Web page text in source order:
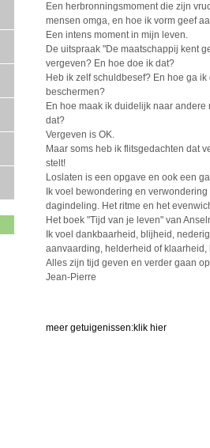
Een herbronningsmoment die zijn
mensen omga, en hoe ik vorm geef
Een intens moment in mijn leven.
De uitspraak "De maatschappij kent
vergeven? En hoe doe ik dat?
Heb ik zelf schuldbesef? En hoe ga
beschermen?
En hoe maak ik duidelijk naar
dat?
Vergeven is OK.
Maar soms heb ik flitsgedachten dat
stelt!
Loslaten is een opgave en ook een
Ik voel bewondering en
dagindeling. Het ritme en het
Het boek "Tijd van je leven" van
Ik voel dankbaarheid, blijheid,
aanvaarding, helderheid of
Alles zijn tijd geven en verder gaan
Jean-Pierre
meer getuigenissen:klik hier